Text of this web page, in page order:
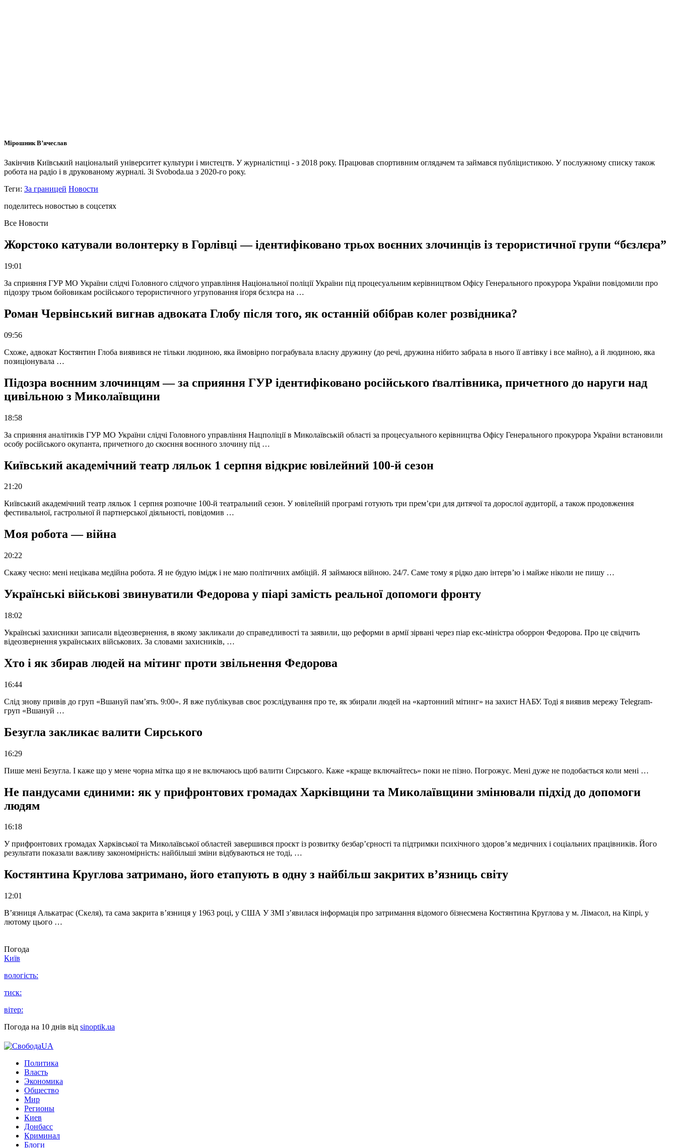
Мірошник В’ячеслав
Закінчив Київський національий університет культури і мистецтв. У журналістиці - з 2018 року. Працював спортивним оглядачем та займався публіцистикою. У послужному списку також
робота на радіо і в друкованому журналі. Зі Svoboda.ua з 2020-го року.
Теги: За границей Новости
поделитесь новостью в соцсетях
Все Новости
Жорстоко катували волонтерку в Горлівці — ідентифіковано трьох воєнних злочинців із терористичної групи “бєзлєра”
19:01
За сприяння ГУР МО України слідчі Головного слідчого управління Національної поліції України під процесуальним керівництвом Офісу Генерального прокурора України повідомили про
підозру трьом бойовикам російського терористичного угруповання іґоря бєзлєра на …
Роман Червінський вигнав адвоката Глобу після того, як останній обібрав колег розвідника?
09:56
Схоже, адвокат Костянтин Глоба виявився не тільки людиною, яка ймовірно пограбувала власну дружину (до речі, дружина нібито забрала в нього її автівку і все майно), а й людиною, яка
позиціонувала …
Підозра воєнним злочинцям — за сприяння ГУР ідентифіковано російського ґвалтівника, причетного до наруги над
цивільною з Миколаївщини
18:58
За сприяння аналітиків ГУР МО України слідчі Головного управління Нацполіції в Миколаївській області за процесуального керівництва Офісу Генерального прокурора України встановили
особу російського окупанта, причетного до скоєння воєнного злочину під …
Київський академічний театр ляльок 1 серпня відкриє ювілейний 100-й сезон
21:20
Київський академічний театр ляльок 1 серпня розпочне 100-й театральний сезон. У ювілейній програмі готують три прем’єри для дитячої та дорослої аудиторії, а також продовження
фестивальної, гастрольної й партнерської діяльності, повідомив …
Моя робота — війна
20:22
Скажу чесно: мені нецікава медійна робота. Я не будую імідж і не маю політичних амбіцій. Я займаюся війною. 24/7. Саме тому я рідко даю інтерв’ю і майже ніколи не пишу …
Українські військові звинуватили Федорова у піарі замість реальної допомоги фронту
18:02
Українські захисники записали відеозвернення, в якому закликали до справедливості та заявили, що реформи в армії зірвані через піар екс-міністра оборрон Федорова. Про це свідчить
відеозвернення українських військових. За словами захисників, …
Хто і як збирав людей на мітинг проти звільнення Федорова
16:44
Слід знову привів до груп «Вшануй пам’ять. 9:00». Я вже публікував своє розслідування про те, як збирали людей на «картонний мітинг» на захист НАБУ. Тоді я виявив мережу Telegram-
груп «Вшануй …
Безугла закликає валити Сирського
16:29
Пише мені Безугла. І каже що у мене чорна мітка що я не включаюсь щоб валити Сирського. Каже «краще включайтесь» поки не пізно. Погрожує. Мені дуже не подобається коли мені …
Не пандусами єдиними: як у прифронтових громадах Харківщини та Миколаївщини змінювали підхід до допомоги
людям
16:18
У прифронтових громадах Харківської та Миколаївської областей завершився проєкт із розвитку безбар’єрності та підтримки психічного здоров’я медичних і соціальних працівників. Його
результати показали важливу закономірність: найбільші зміни відбуваються не тоді, …
Костянтина Круглова затримано, його етапують в одну з найбільш закритих в’язниць світу
12:01
В’язниця Алькатрас (Скеля), та сама закрита в’язниця у 1963 році, у США У ЗМІ з’явилася інформація про затримання відомого бізнесмена Костянтина Круглова у м. Лімасол, на Кіпрі, у
лютому цього …
Погода
Київ
вологість:
тиск:
вітер:
Погода на 10 днів від sinoptik.ua
Политика
Власть
Экономика
Общество
Мир
Регионы
Киев
Донбасс
Криминал
Блоги